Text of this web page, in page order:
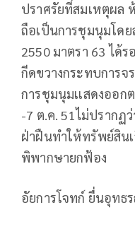
ปราศรัยที่สมเหตุผล
ถือเป็นการชุมนุมโด
2550 มาตรา 63 ได้ร
กีดขวางกระทบการจ
การชุมนุมเเสดงออก
-7 ต.ค. 51ไม่ปรากฏ
ฝ่าฝืนทำให้ทรัพย์สิน
พิพากษายกฟ้อง
อัยการโจทก์ ยื่นอุทธ